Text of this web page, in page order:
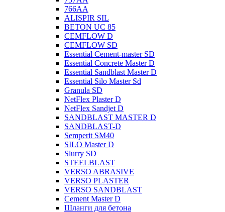
766AA
ALISPIR SIL
BETON UC 85
CEMFLOW D
CEMFLOW SD
Essential Cement-master SD
Essential Concrete Master D
Essential Sandblast Master D
Essential Silo Master Sd
Granula SD
NetFlex Plaster D
NetFlex Sandjet D
SANDBLAST MASTER D
SANDBLAST-D
Semperit SM40
SILO Master D
Slurry SD
STEELBLAST
VERSO ABRASIVE
VERSO PLASTER
VERSO SANDBLAST
Сement Master D
Шланги для бетона